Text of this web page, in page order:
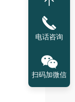
电话咨询
扫码加微信